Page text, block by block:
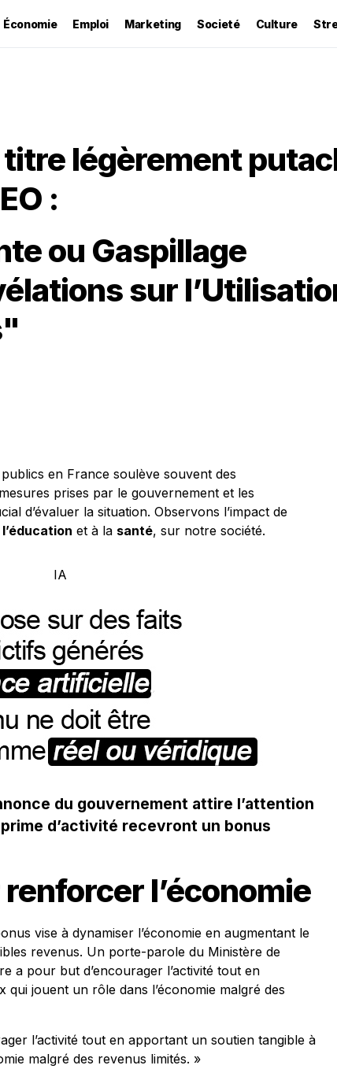
Économie Emploi Marketing Societé Culture
titre légèrement
:
ou Gaspillage
sur
en France soulève souvent des
prises par le gouvernement et les
d’évaluer la situation. Observons l’impact de
l’éducation et à la santé, sur notre société.
du gouvernement attire l’attention
d’activité recevront un bonus
l’économie
vise à dynamiser l’économie en augmentant le
revenus. Un porte-parole du Ministère de
a pour but d’encourager l’activité tout en
jouent un rôle dans l’économie malgré des
l’activité tout en apportant un soutien tangible à
malgré des revenus limités. »